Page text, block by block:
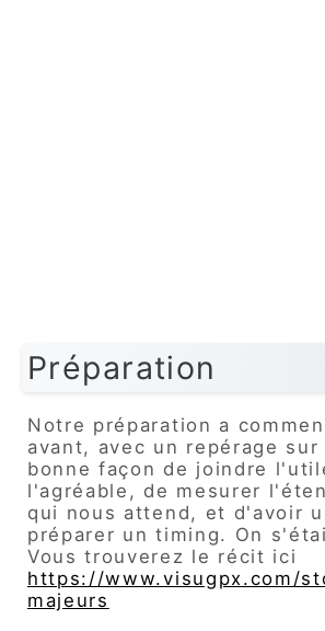
Préparation
Notre préparation a
avant, avec un repérage
bonne façon de joindre
l'agréable, de mesurer
qui nous attend, et d'avoir
préparer un timing. On
Vous trouverez le récit ici
https://www.visugpx.com/
majeurs